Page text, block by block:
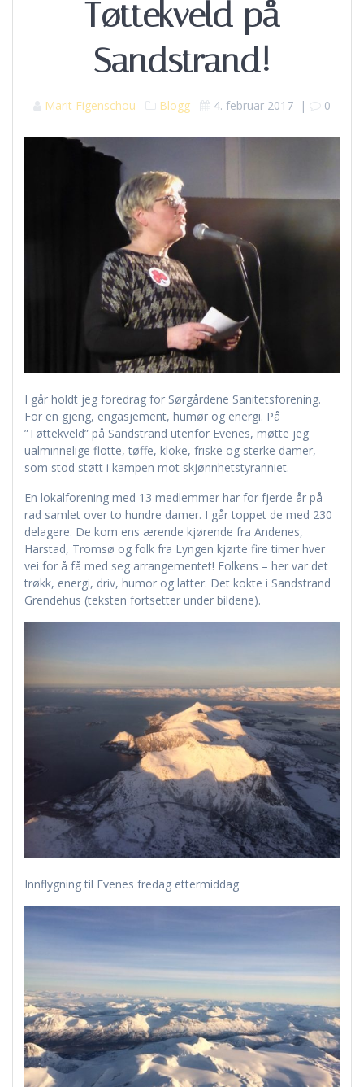
Tøttekveld på
Sandstrand!
Marit Figenschou Blogg 4. februar 2017 | 0
I går holdt jeg foredrag for Sørgårdene Sanitetsforening.
For en gjeng, engasjement, humør og energi. På
”Tøttekveld” på Sandstrand utenfor Evenes, møtte jeg
ualminnelige flotte, tøffe, kloke, friske og sterke damer,
som stod støtt i kampen mot skjønnhetstyranniet.
En lokalforening med 13 medlemmer har for fjerde år på
rad samlet over to hundre damer. I går toppet de med 230
delagere. De kom ens ærende kjørende fra Andenes,
Harstad, Tromsø og folk fra Lyngen kjørte fire timer hver
vei for å få med seg arrangementet! Folkens – her var det
trøkk, energi, driv, humor og latter. Det kokte i Sandstrand
Grendehus (teksten fortsetter under bildene).
Innflygning til Evenes fredag ettermiddag